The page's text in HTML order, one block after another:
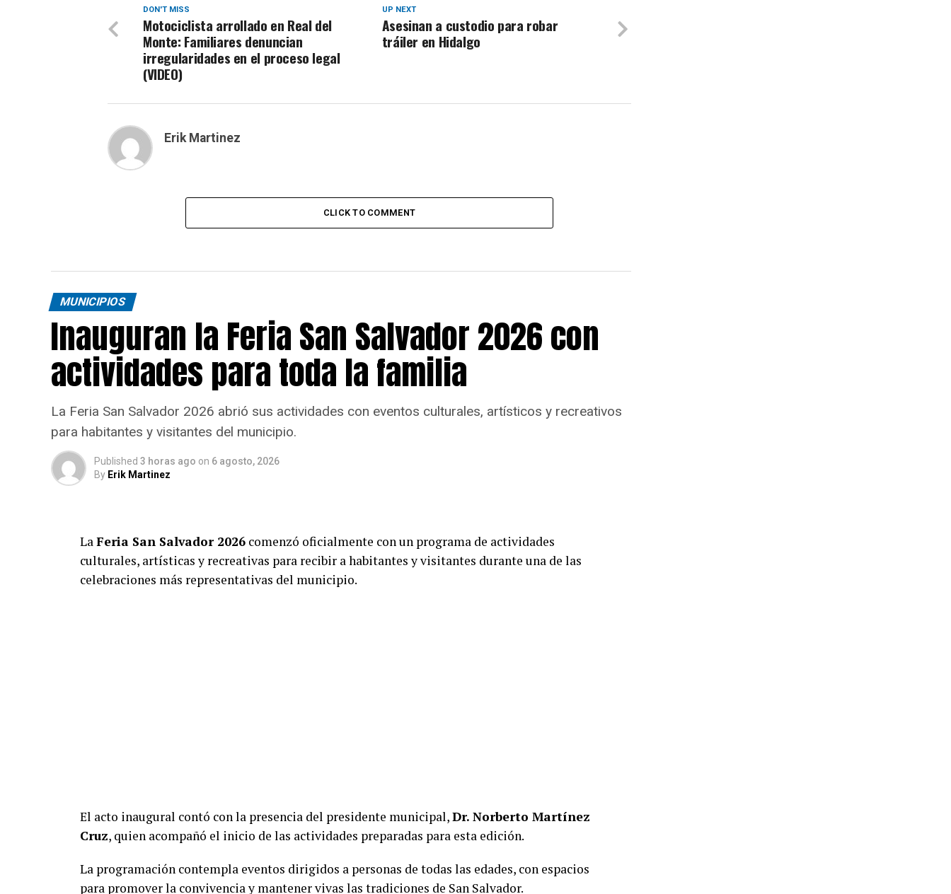
UP NEXT
Asesinan a custodio para robar
tráiler en Hidalgo
DON'T MISS
Motociclista arrollado en Real del
Monte: Familiares denuncian
irregularidades en el proceso legal
(VIDEO)
Erik Martinez
CLICK TO COMMENT
MUNICIPIOS
Inauguran la Feria San Salvador 2026 con
actividades para toda la familia
La Feria San Salvador 2026 abrió sus actividades con eventos culturales, artísticos y recreativos
para habitantes y visitantes del municipio.
Published 3 horas ago on 6 agosto, 2026
By Erik Martinez
LaFeria San Salvador 2026 comenzó oficialmente con un programa de actividades
culturales, artísticas y recreativas para recibir a habitantes y visitantes durante una de las
celebraciones más representativas del municipio.
El acto inaugural contó con la presencia del presidente municipal,Dr. Norberto Martínez
Cruz, quien acompañó el inicio de las actividades preparadas para esta edición.
La programación contempla eventos dirigidos a personas de todas las edades, con espacios
para promover la convivencia y mantener vivas las tradiciones de San Salvador.